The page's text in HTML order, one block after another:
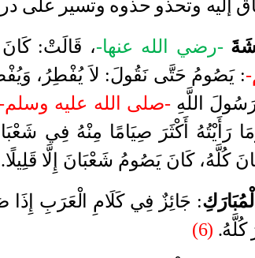
إليه وتحذو حذوه وتسير على
-رضي الله عنها-، قَالَتْ:
:يَصُومُ حَتَّى نَقُولَ: لاَ يُفْطِرُ،
اللَّهِ-صلى الله عليه
رَأَيْتُهُ أَكْثَرَ صِيَامًا مِنْهُ فِي
كُلَّهُ، كَانَ يَصُومُ شَعْبَانَ إِلَّا قَلِيلًا.
: جَائِزٌ فِي كَلَامِ الْعَرَبِ إِذَا
كُلَّهُ.
(6)